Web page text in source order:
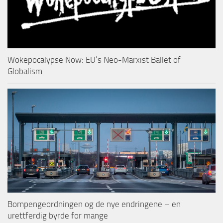
Wokepocalypse Now: EU’s Neo-Marxist Ballet of
Globalism
Bompengeordningen og de nye endringene – en
urettferdig byrde for mange